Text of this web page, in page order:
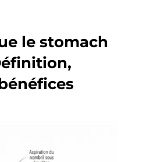
le stomach